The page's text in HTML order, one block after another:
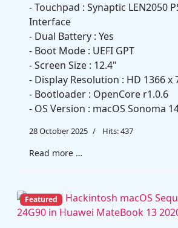
- Touchpad : Synaptic LEN2050
Interface
- Dual Battery : Yes
- Boot Mode : UEFI GPT
- Screen Size : 12.4"
- Display Resolution : HD 1366 x
- Bootloader : OpenCore r1.0.6
- OS Version : macOS Sonoma
28 October 2025 Hits: 437
Read more …
Featured